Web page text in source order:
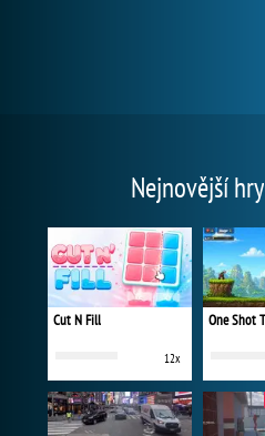
Nejnovější hry
Cut N Fill
12x